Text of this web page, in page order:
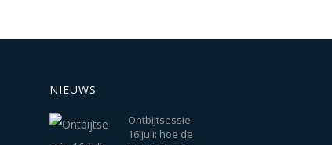
NIEUWS
Ontbijtsessie
16 juli: hoe de